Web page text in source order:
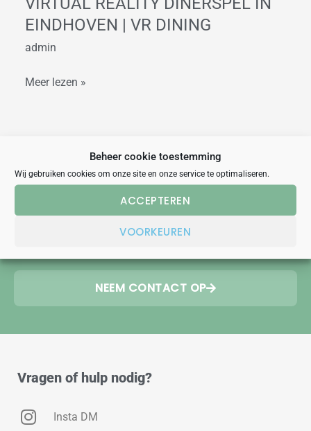
Beheer cookie toestemming
Wij gebruiken cookies om onze site en onze service te optimaliseren.
ACCEPTEREN
VOORKEUREN
EINDHOVEN | VR DINING
admin
Meer lezen »
TEAMUITJE OP MAAT?
Wil je een uitje op maat, ons team staat voor je klaar een
passend uitje te bedenken!
NEEM CONTACT OP
Vragen of hulp nodig?
Insta DM